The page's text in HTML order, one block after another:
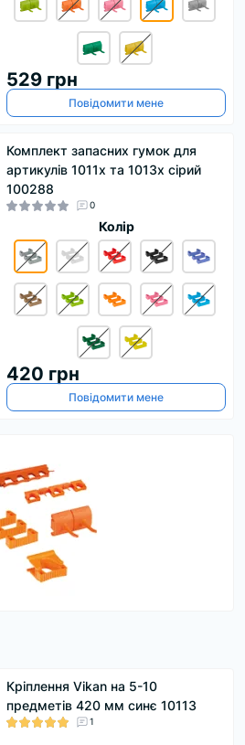
529 грн
Повідомити мене
Комплект запасних гумок для
артикулів 1011x та 1013x сірий
100288
0
Колір
420 грн
Повідомити мене
Кріплення Vikan на 5-10
предметів 420 мм синє 10113
1